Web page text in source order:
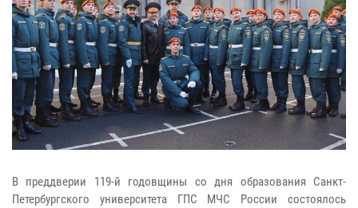
В преддверии 119-й годовщины со дня образования Санкт-
Петербургского университета ГПС МЧС России состоялось